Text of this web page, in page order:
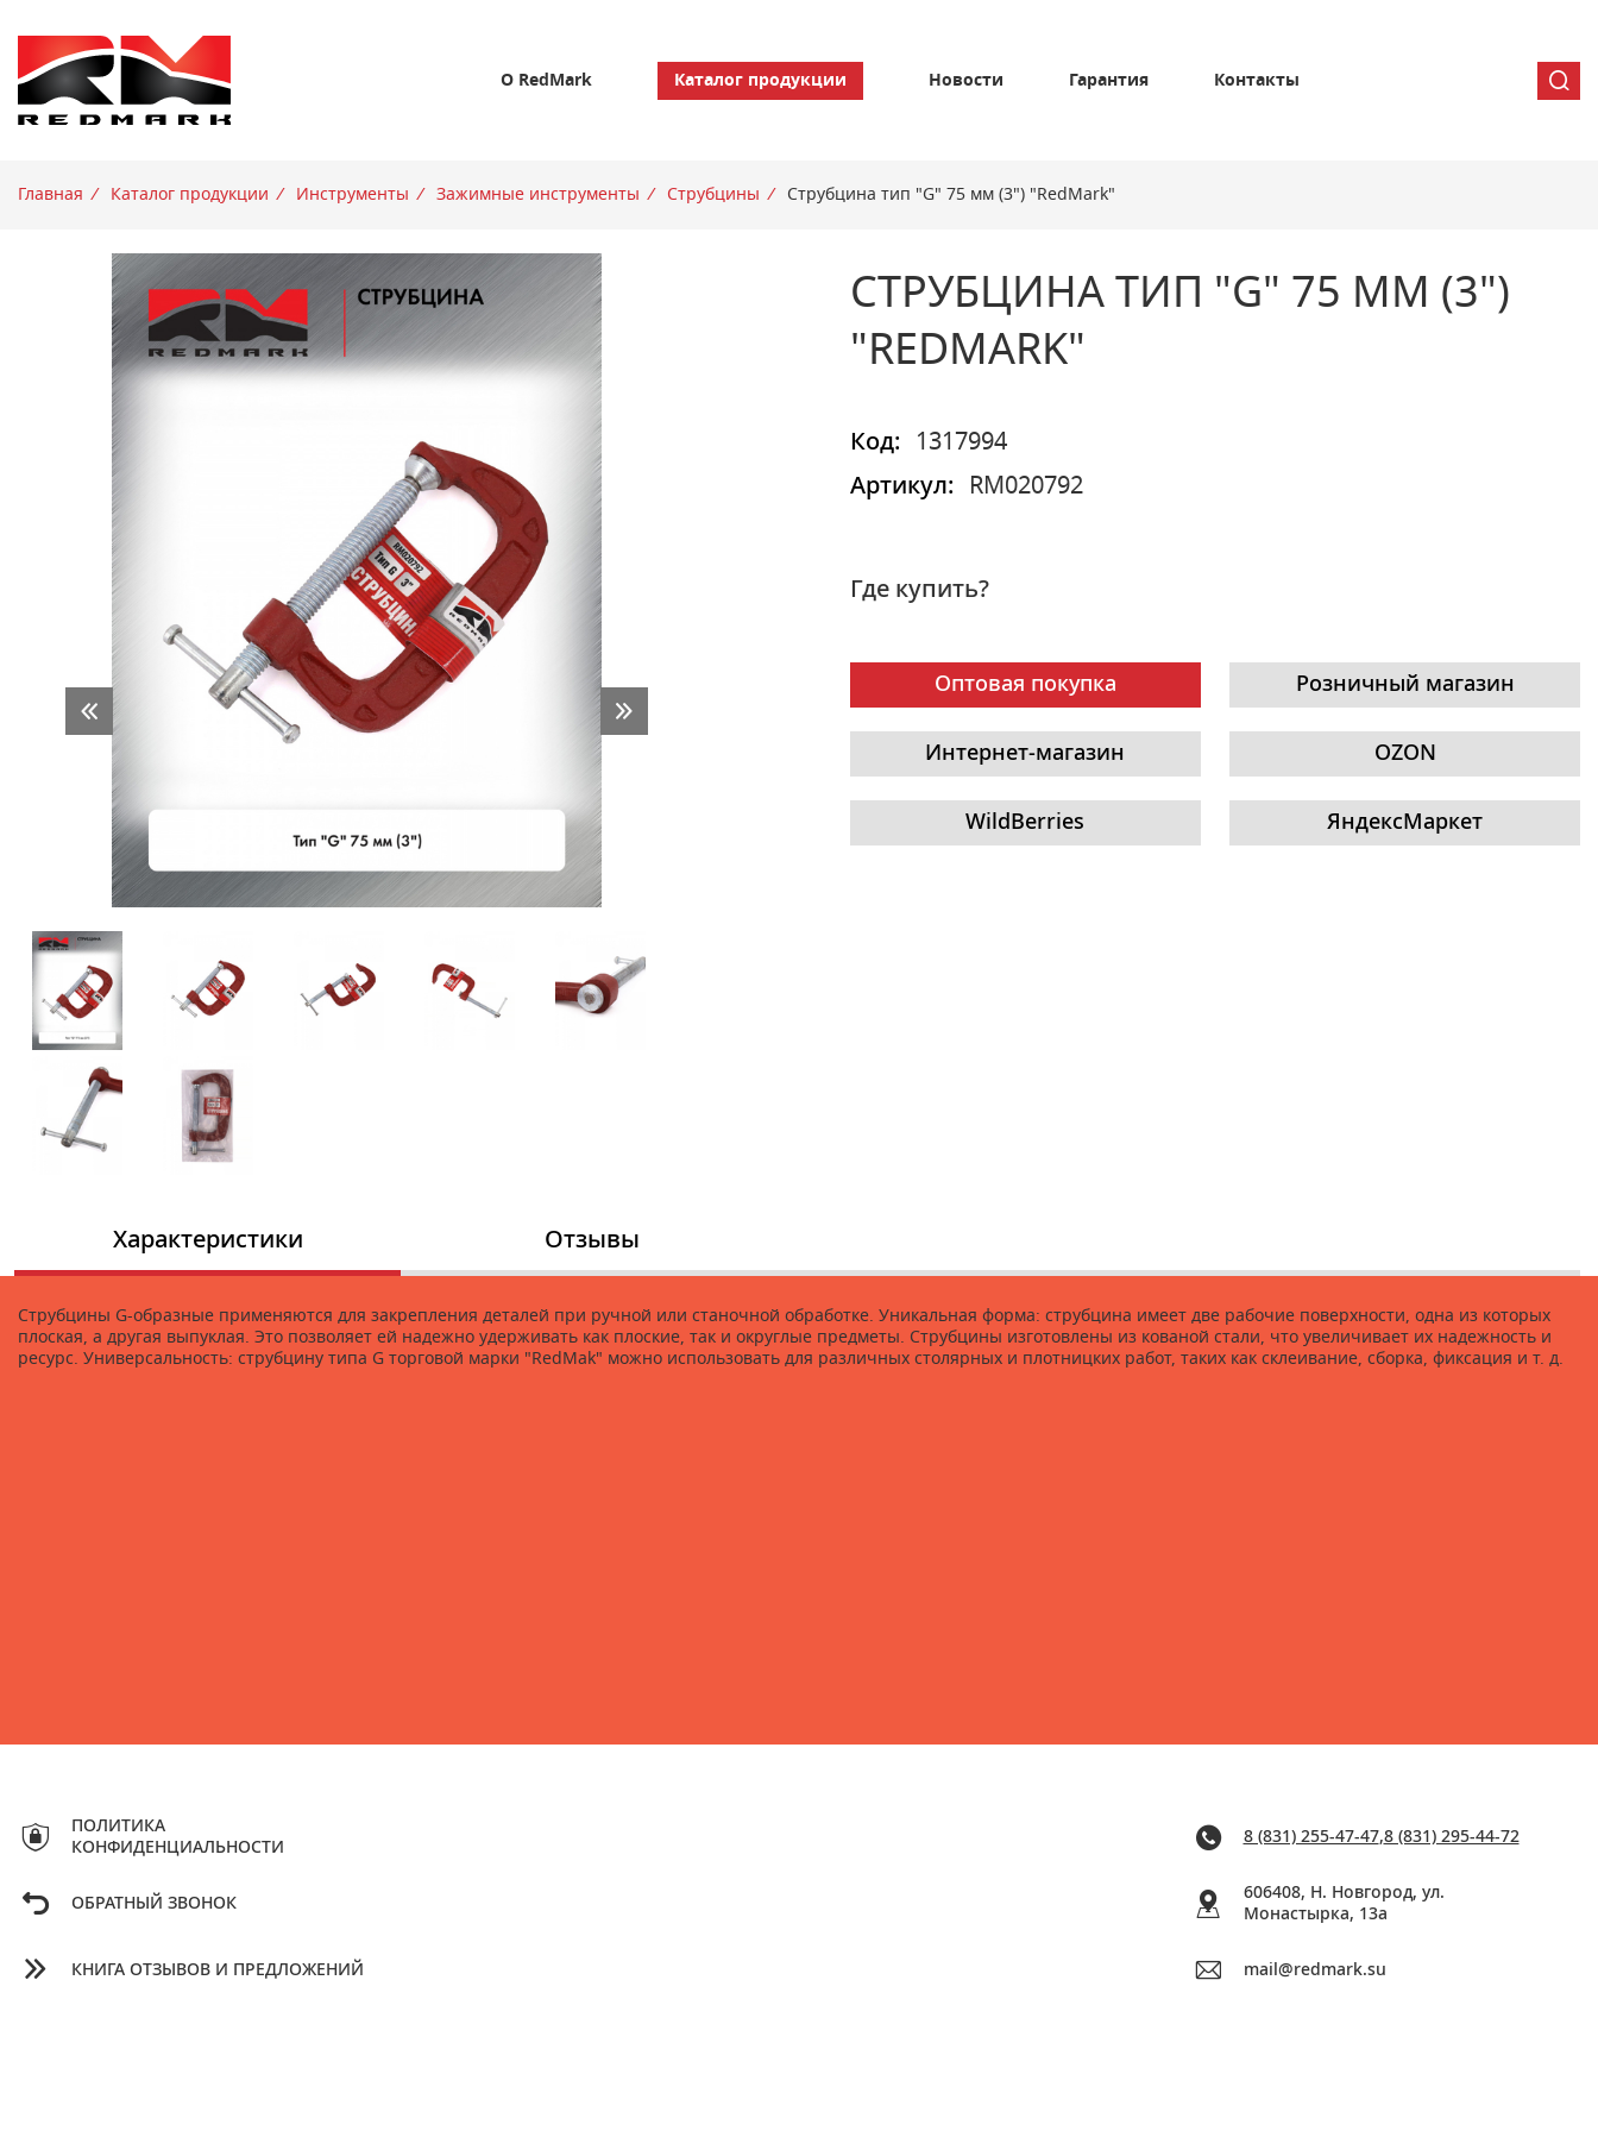
О RedMark Каталог продукции Новости Гарантия Контакты
Главная / Каталог продукции / Инструменты / Зажимные инструменты / Струбцины / Струбцина тип "G" 75 мм (3") "RedMark"
СТРУБЦИНА ТИП "G" 75 ММ (3")
"REDMARK"
Код:
1317994
Артикул:
RM020792
Где купить?
Оптовая покупка Розничный магазин
Интернет-магазин OZON
WildBerries ЯндексМаркет
Характеристики
Струбцины G-образные применяются для закрепления деталей при ручной или станочной обработке. Уникальная форма: струбцина имеет две рабочие поверхности, одна из которых
плоская, а другая выпуклая. Это позволяет ей надежно удерживать как плоские, так и округлые предметы. Струбцины изготовлены из кованой стали, что увеличивает их надежность и
ресурс. Универсальность: струбцину типа G торговой марки "RedMak" можно использовать для различных столярных и плотницких работ, таких как склеивание, сборка, фиксация и т. д.
Отзывы
ПОЛИТИКА
КОНФИДЕНЦИАЛЬНОСТИ
ОБРАТНЫЙ ЗВОНОК
КНИГА ОТЗЫВОВ И ПРЕДЛОЖЕНИЙ
8 (831) 255-47-47,8 (831) 295-44-72
606408, Н. Новгород, ул.
Монастырка, 13a
mail@redmark.su